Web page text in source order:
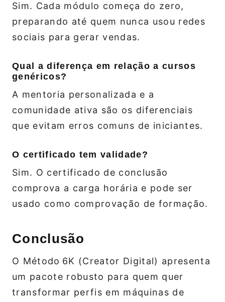
Sim. Cada módulo começa do zero,
preparando até quem nunca usou redes
sociais para gerar vendas.
Qual a diferença em relação a cursos
genéricos?
A mentoria personalizada e a
comunidade ativa são os diferenciais
que evitam erros comuns de iniciantes.
O certificado tem validade?
Sim. O certificado de conclusão
comprova a carga horária e pode ser
usado como comprovação de formação.
Conclusão
O Método 6K (Creator Digital) apresenta
um pacote robusto para quem quer
transformar perfis em máquinas de